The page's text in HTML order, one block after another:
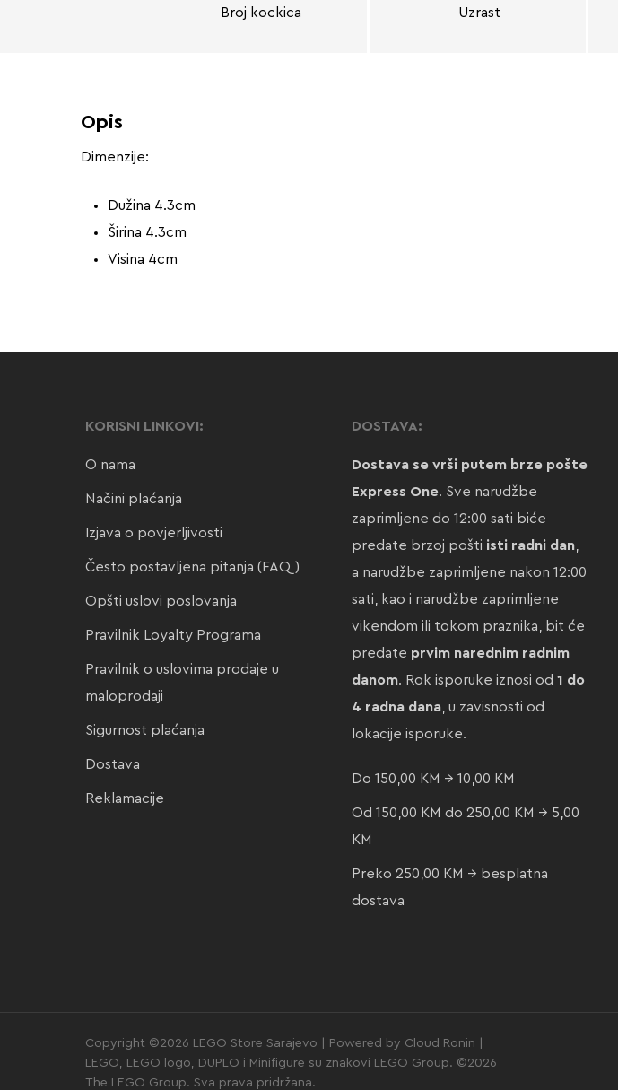
Broj kockica Uzrast
Opis
Dimenzije:
Dužina 4.3cm
Širina 4.3cm
Visina 4cm
KORISNI LINKOVI:
O nama
Načini plaćanja
Izjava o povjerljivosti
Često postavljena pitanja (FAQ)
Opšti uslovi poslovanja
Pravilnik Loyalty Programa
Pravilnik o uslovima prodaje u
maloprodaji
Sigurnost plaćanja
Dostava
Reklamacije
DOSTAVA:
Dostava se vrši putem brze pošte
Express One. Sve narudžbe
zaprimljene do 12:00 sati biće
predate brzoj pošti isti radni dan,
a narudžbe zaprimljene nakon 12:00
sati, kao i narudžbe zaprimljene
vikendom ili tokom praznika, bit će
predate prvim narednim radnim
danom. Rok isporuke iznosi od 1 do
4 radna dana, u zavisnosti od
lokacije isporuke.
Do 150,00 KM → 10,00 KM
Od 150,00 KM do 250,00 KM → 5,00
KM
Preko 250,00 KM → besplatna
dostava
Copyright ©2026 LEGO Store Sarajevo | Powered by Cloud Ronin |
LEGO, LEGO logo, DUPLO i Minifigure su znakovi LEGO Group. ©2026
The LEGO Group. Sva prava pridržana.